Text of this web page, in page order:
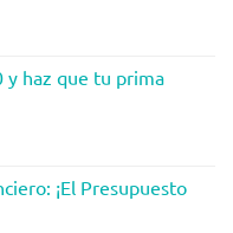
y haz que tu prima
¡El Presupuesto